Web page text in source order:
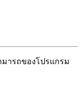
มารถของโปรแกรม